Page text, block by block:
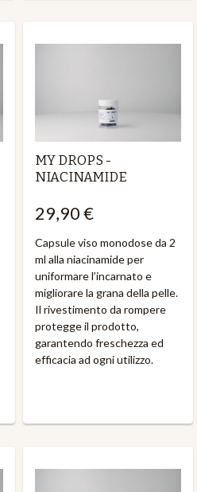
MY DROPS -
NIACINAMIDE
29,90 €
Capsule viso monodose da 2
ml alla niacinamide per
uniformare l’incarnato e
migliorare la grana della pelle.
Il rivestimento da rompere
protegge il prodotto,
garantendo freschezza ed
efficacia ad ogni utilizzo.